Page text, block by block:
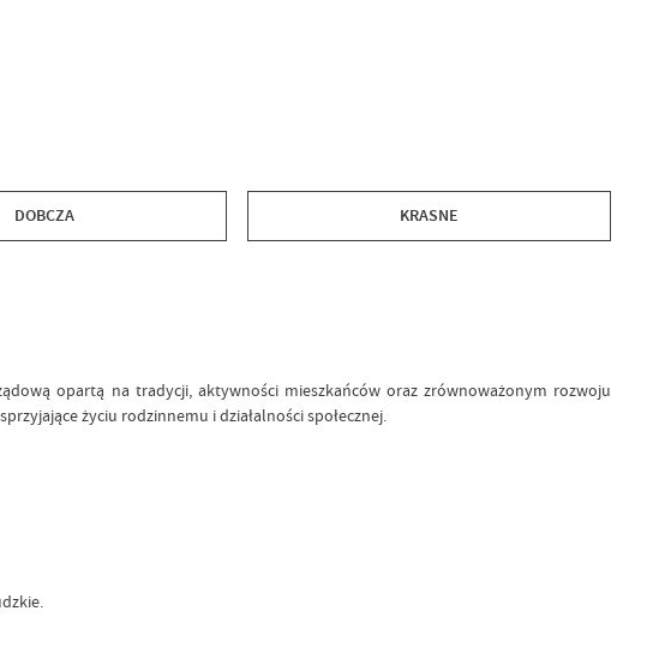
DOBCZA KRASNE
opartą na tradycji, aktywności mieszkańców oraz zrównoważonym rozwoju
życiu rodzinnemu i działalności społecznej.